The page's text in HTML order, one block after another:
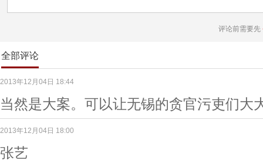
评论前需要先
全部评论
2013年12月04日 18:44
当然是大案。可以让无锡的贪官污吏们大
2013年12月04日 18:00
张艺